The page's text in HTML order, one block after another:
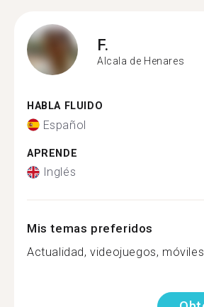
F.
Alcala de Henares
HABLA FLUIDO
Español
APRENDE
Inglés
Mis temas preferidos
Actualidad, videojuegos,